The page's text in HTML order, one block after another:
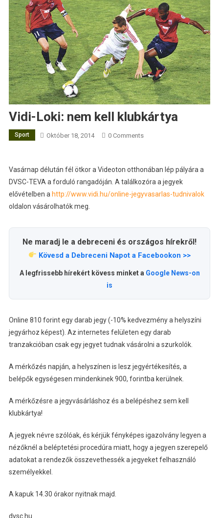
Vidi-Loki: nem kell klubkártya
Sport Október 18, 2014 0 Comments
Vasárnap délután fél ötkor a Videoton otthonában lép pályára a
DVSC-TEVA a forduló rangadóján. A találkozóra a jegyek
elővételben a http://www.vidi.hu/online-jegyvasarlas-tudnivalok
oldalon vásárolhatók meg.
Ne maradj le a debreceni és országos hírekről!
Kövesd a Debreceni Napot a Facebookon >>
A legfrissebb hírekért kövess minket a Google News-on
is
Online 810 forint egy darab jegy (-10% kedvezmény a helyszíni
jegyárhoz képest). Az internetes felületen egy darab
tranzakcióban csak egy jegyet tudnak vásárolni a szurkolók.
A mérkőzés napján, a helyszínen is lesz jegyértékesítés, a
belépők egységesen mindenkinek 900, forintba kerülnek.
A mérkőzésre a jegyvásárláshoz és a belépéshez sem kell
klubkártya!
A jegyek névre szólóak, és kérjük fényképes igazolvány legyen a
nézőknél a beléptetési procedúra miatt, hogy a jegyen szerepelő
adatokat a rendezők összevethessék a jegyeket felhasználó
személyekkel.
A kapuk 14.30 órakor nyitnak majd.
dvsc.hu